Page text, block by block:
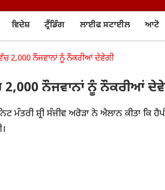
ਵਿਦੇਸ਼ ਟ੍ਰੈਂਡਿੰਗ ਲਾਈਫ ਸਟਾਈਲ ਆਟੋ
2,000 ਨੌਜਵਾਨਾਂ ਨੂੰ ਨੌਕਰੀਆਂ ਦੇਵੇਗੀ
2,000 ਨੌਜਵਾਨਾਂ ਨੂੰ ਨੌਕਰੀਆਂ
ਸ਼੍ਰੀ ਸੰਜੀਵ ਅਰੋੜਾ ਨੇ ਐਲਾਨ ਕੀਤਾ ਕਿ